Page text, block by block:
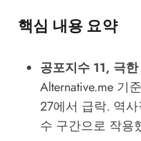
핵심 내용 요약
공포지수 11, 극
Alternative.me 기
27에서 급락. 역
수 구간으로 작용